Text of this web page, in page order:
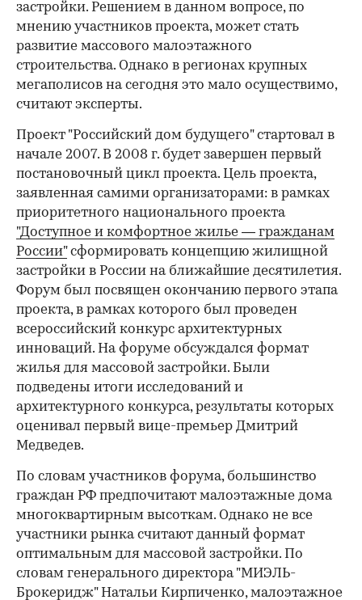
застройки. Решением в данном вопросе, по
мнению участников проекта, может стать
развитие массового малоэтажного
строительства. Однако в регионах крупных
мегаполисов на сегодня это мало осуществимо,
считают эксперты.
Проект "Российский дом будущего" стартовал в
начале 2007. В 2008 г. будет завершен первый
постановочный цикл проекта. Цель проекта,
заявленная самими организаторами: в рамках
приоритетного национального проекта
"Доступное и комфортное жилье — гражданам
России"сформировать концепцию жилищной
застройки в России на ближайшие десятилетия.
Форум был посвящен окончанию первого этапа
проекта, в рамках которого был проведен
всероссийский конкурс архитектурных
инноваций. На форуме обсуждался формат
жилья для массовой застройки. Были
подведены итоги исследований и
архитектурного конкурса, результаты которых
оценивал первый вице-премьер Дмитрий
Медведев.
По словам участников форума, большинство
граждан РФ предпочитают малоэтажные дома
многоквартирным высоткам. Однако не все
участники рынка считают данный формат
оптимальным для массовой застройки. По
словам генерального директора "МИЭЛЬ-
Брокеридж" Натальи Кирпиченко, малоэтажное